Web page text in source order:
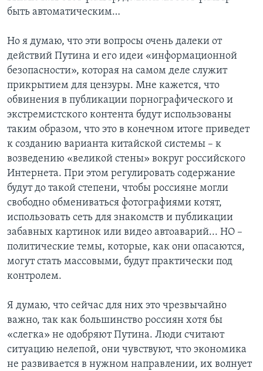
быть автоматическим…
Но я думаю, что эти вопросы очень далеки от
действий Путина и его идеи «информационной
безопасности», которая на самом деле служит
прикрытием для цензуры. Мне кажется, что
обвинения в публикации порнографического и
экстремистского контента будут использованы
таким образом, что это в конечном итоге приведет
к созданию варианта китайской системы – к
возведению «великой стены» вокруг российского
Интернета. При этом регулировать содержание
будут до такой степени, чтобы россияне могли
свободно обмениваться фотографиями котят,
использовать сеть для знакомств и публикации
забавных картинок или видео автоаварий... НО –
политические темы, которые, как они опасаются,
могут стать массовыми, будут практически под
контролем.
Я думаю, что сейчас для них это чрезвычайно
важно, так как большинство россиян хотя бы
«слегка» не одобряют Путина. Люди считают
ситуацию нелепой, они чувствуют, что экономика
не развивается в нужном направлении, их волнует